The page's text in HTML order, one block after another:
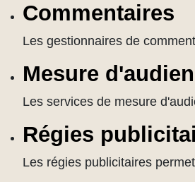
Commentaires
Les gestionnaires de
Mesure
Les services de mesure
Régies
Les régies publicitaires